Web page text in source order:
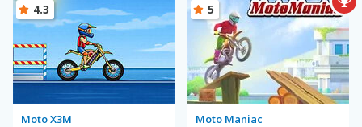
Moto X3M
4.3
Moto Maniac
5